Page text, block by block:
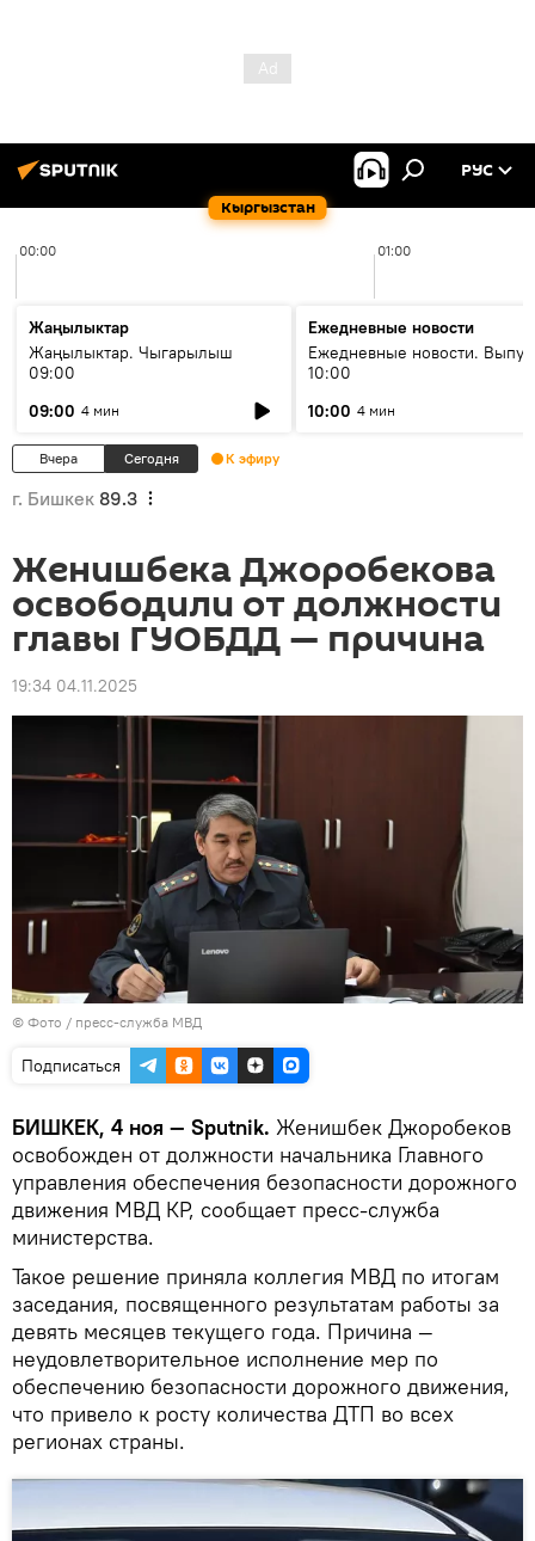
Кыргызстан
РУС
00:00 01:00
Жаңылыктар
Жаңылыктар. Чыгарылыш
09:00
09:00 4 мин
Ежедневные новости
Ежедневные новости.
10:00
10:00 4 мин
Вчера Сегодня К эфиру
г. Бишкек 89.3
Женишбека Джоробекова
освободили от должности
главы ГУОБДД — причина
19:34 04.11.2025
© Фото / пресс-служба МВД
Подписаться
БИШКЕК, 4 ноя — Sputnik. Женишбек Джоробеков
освобожден от должности начальника Главного
управления обеспечения безопасности дорожного
движения МВД КР, сообщает пресс-служба
министерства.
Такое решение приняла коллегия МВД по итогам
заседания, посвященного результатам работы за
девять месяцев текущего года. Причина —
неудовлетворительное исполнение мер по
обеспечению безопасности дорожного движения,
что привело к росту количества ДТП во всех
регионах страны.